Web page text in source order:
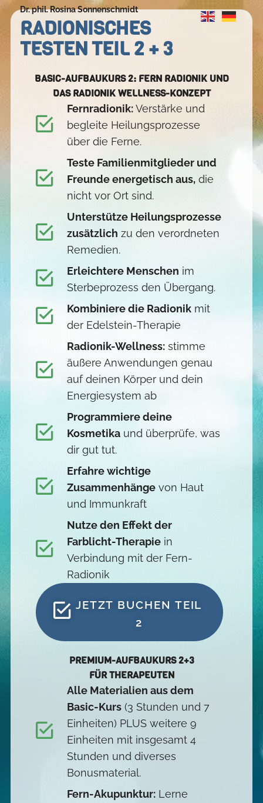
Dr. phil. Rosina Sonnenschmidt
RADIONISCHES
TESTEN TEIL 2 + 3
BASIC-AUFBAUKURS 2: FERN RADIONIK UND
DAS RADIONIK WELLNESS-KONZEPT
Fernradionik:Verstärke und
begleite Heilungsprozesse
über die Ferne.
Teste Familienmitglieder und
Freunde energetisch aus,die
nicht vor Ort sind.
Unterstütze Heilungsprozesse
zusätzlich zu den verordneten
Remedien.
Erleichtere Menschen im
Sterbeprozess den Übergang.
Kombiniere die Radionikmit
der Edelstein-Therapie
Radionik-Wellness:stimme
äußere Anwendungen genau
auf deinen Körper und dein
Energiesystem ab
Programmiere deine
Kosmetikaund überprüfe, was
dir gut tut.
Erfahre wichtige
Zusammenhängevon Haut
und Immunkraft
Nutze den Effekt der
Farblicht-Therapiein
Verbindung mit der Fern-
Radionik
JETZT BUCHEN TEIL
2
PREMIUM-AUFBAUKURS 2+3
FÜR THERAPEUTEN
Alle Materialien aus dem
Basic-Kurs(3 Stunden und 7
Einheiten) PLUS weitere 9
Einheiten mit insgesamt 4
Stunden und diverses
Bonusmaterial.
Fern-Akupunktur:Lerne